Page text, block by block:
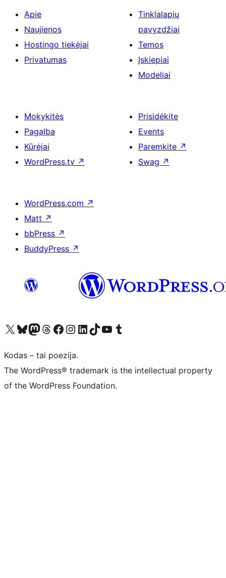
Apie
Naujienos
Hostingo tiekėjai
Privatumas
Tinklalapių
pavyzdžiai
Temos
Įskiepiai
Modeliai
Mokykitės
Pagalba
Kūrėjai
WordPress.tv ↗
Prisidėkite
Events
Paremkite ↗
Swag ↗
WordPress.com ↗
Matt ↗
bbPress ↗
BuddyPress ↗
Visit our X (formerly Twitter) account
Apsilankykite mūsų Bluesky paskyroje
Visit our Mastodon account
Apsilankykite mūsų Threads paskyroje
Visit our Facebook page
Visit our Instagram account
Visit our LinkedIn account
Apsilankykite mūsų TikTok paskyroje
Visit our YouTube channel
Apsilankykite mūsų Tumblr paskyroje
Kodas – tai poezija.
The WordPress® trademark is the intellectual property
of the WordPress Foundation.